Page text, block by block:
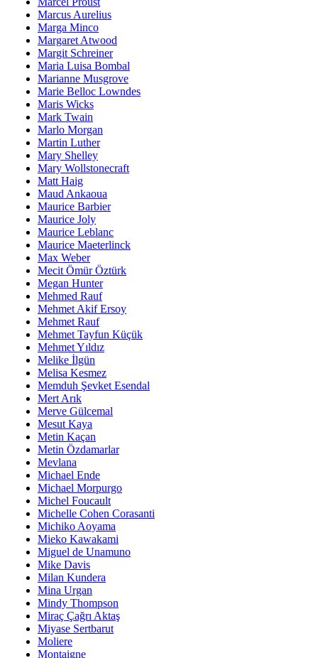
Marcus Aurelius
Marga Minco
Margaret Atwood
Margit Schreiner
Maria Luisa Bombal
Marianne Musgrove
Marie Belloc Lowndes
Maris Wicks
Mark Twain
Marlo Morgan
Martin Luther
Mary Shelley
Mary Wollstonecraft
Matt Haig
Maud Ankaoua
Maurice Barbier
Maurice Joly
Maurice Leblanc
Maurice Maeterlinck
Max Weber
Mecit Ömür Öztürk
Megan Hunter
Mehmed Rauf
Mehmet Akif Ersoy
Mehmet Rauf
Mehmet Tayfun Küçük
Mehmet Yıldız
Melike İlgün
Melisa Kesmez
Memduh Şevket Esendal
Mert Arık
Merve Gülcemal
Mesut Kaya
Metin Kaçan
Metin Özdamarlar
Mevlana
Michael Ende
Michael Morpurgo
Michel Foucault
Michelle Cohen Corasanti
Michiko Aoyama
Mieko Kawakami
Miguel de Unamuno
Mike Davis
Milan Kundera
Mina Urgan
Mindy Thompson
Miraç Çağrı Aktaş
Miyase Sertbarut
Moliere
Montaigne